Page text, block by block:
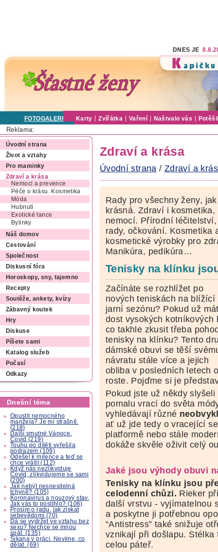
DNES JE
FOTOGALERIE Karty Zvířátka Vaření Naštvalo vás
Reklama:
Úvodní strana
Život a vztahy
Pro maminky
Zdraví a krása
Nemoci a prevence
Péče o krásu. Kosmetika
Móda
Hubnutí
Exotické tance
Bylinky
Náš domov
Cestování
Společnost
Diskusní fóra
Horoskopy, sny, tajemno
Recepty
Soutěže, ankety, kvízy
Zábavný koutek
Hry
Diskuse
Píšete sami
Katalog služeb
Počasí
Odkazy
Dnešní téma
Opustit nemocného
manžela? Je mi strašně.
(218)
Další smutné Vánoce.
Covid (219)
Touhu po dítěti vyřešila
podrazem (109)
Odešel k milence a teď se
chce vrátit (112)
Když nás nezlikviduje
Covid, zlikvidujeme se sami
(200)
Jak nebýt nesnesitelná
tchyně? (105)
Koronavirus a nouzový stav.
Jak vás to postihlo? (106)
Prosím o radu, jak získat
sebevědomí (70)
Dá se vydržet ve vztahu bez
sexu? Nechce se mnou
spát. (135)
Šikana v práci. Nevíme, co
dělat. (69)
Zdraví a krása
Úvodní strana / Zdraví a
Rady pro všechny ženy,
krásná. Zdraví i
nemocí. Přírodní
rady, očkování. Kosmetika
kosmetické výrobky pro
Manikúra, pedikúra…
Tenisky na klínku
Začínáte se rozhlížet po
nových teniskách na blížící
jarní sezónu? Pokud už
dost vysokých kotníkových
co takhle zkusit třeba
tenisky na klínku? Tento
dámské obuvi se těší
návratu stále více a jejich
obliba v posledních letech
roste. Pojďme si je
Pokud jste už někdy
pomalu vrací do světa
vyhledávají různé
ať už jde tedy o vracející
platformě nebo stále
dokáže skvěle oživit celý
Jaké jsou výhody obuvi
Tenisky na klínku jsou
celodenní chůzi. Rieker
další vrstvu - vyjímatelnou
a poskytne ji potřebnou
“Antistress” také snižuje
vznikají při došlapu.
celou páteř.